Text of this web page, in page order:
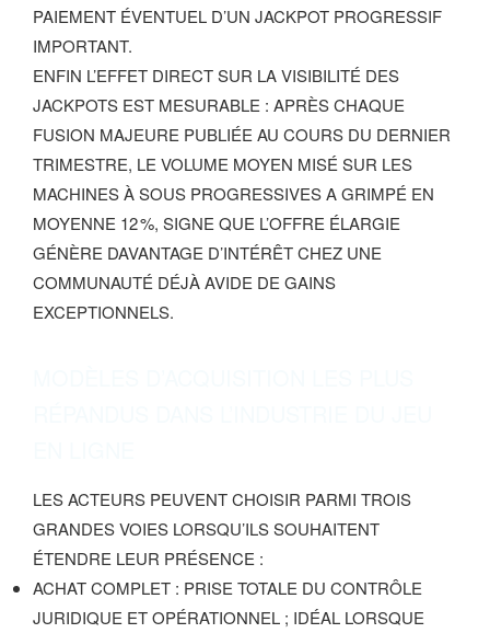
PAIEMENT ÉVENTUEL D’UN JACKPOT PROGRESSIF
IMPORTANT.
ENFIN L’EFFET DIRECT SUR LA VISIBILITÉ DES
JACKPOTS EST MESURABLE : APRÈS CHAQUE
FUSION MAJEURE PUBLIÉE AU COURS DU DERNIER
TRIMESTRE, LE VOLUME MOYEN MISÉ SUR LES
MACHINES À SOUS PROGRESSIVES A GRIMPÉ EN
MOYENNE 12 %, SIGNE QUE L’OFFRE ÉLARGIE
GÉNÈRE DAVANTAGE D’INTÉRÊT CHEZ UNE
COMMUNAUTÉ DÉJÀ AVIDE DE GAINS
EXCEPTIONNELS.
LES ACTEURS PEUVENT CHOISIR PARMI TROIS
GRANDES VOIES LORSQU’ILS SOUHAITENT
ÉTENDRE LEUR PRÉSENCE :
ACHAT COMPLET : PRISE TOTALE DU CONTRÔLE
JURIDIQUE ET OPÉRATIONNEL ; IDÉAL LORSQUE